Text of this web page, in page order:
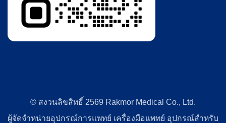
© สงวนลิขสิทธิ์ 2569 Rakmor Medical Co., Ltd.
ผู้จัดจำหน่ายอุปกรณ์การแพทย์ เครื่องมือแพทย์ อุปกรณ์สำหรับ